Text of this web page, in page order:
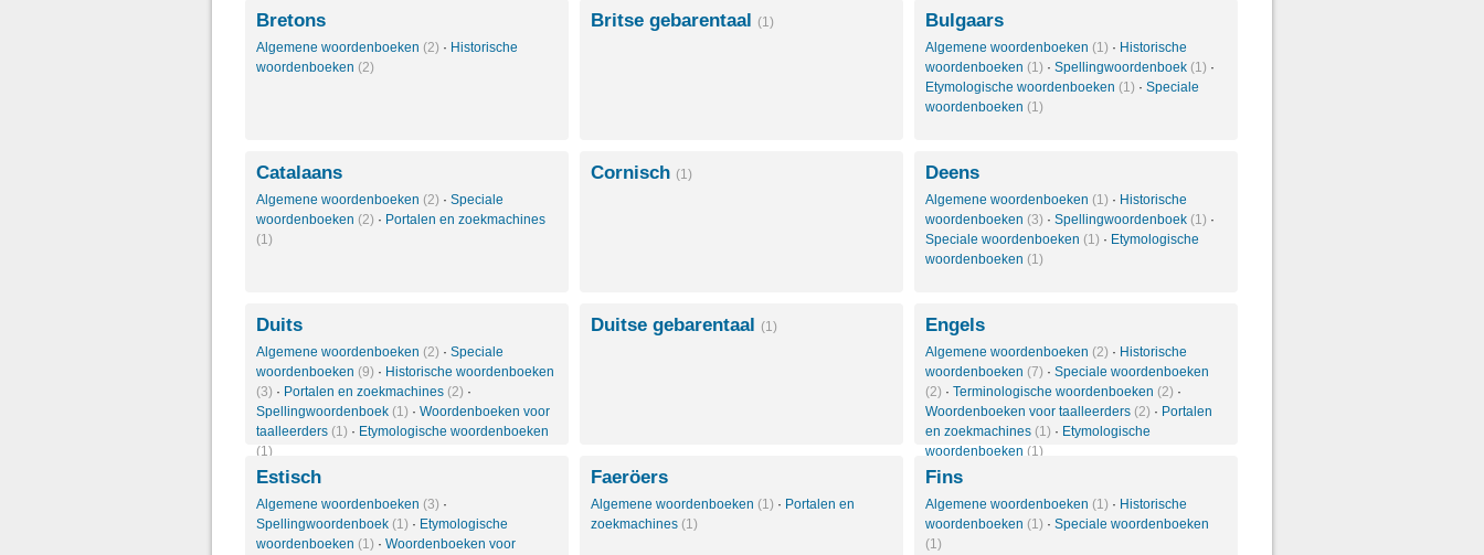
Bretons
Algemene woordenboeken (2) · Historische
woordenboeken (2)
Britse gebarentaal (1) Bulgaars
Algemene woordenboeken (1) · Historische
woordenboeken (1) · Spellingwoordenboek (1) ·
Etymologische woordenboeken (1) · Speciale
woordenboeken (1)
Catalaans
Algemene woordenboeken (2) · Speciale
woordenboeken (2) · Portalen en zoekmachines
(1)
Cornisch (1) Deens
Algemene woordenboeken (1) · Historische
woordenboeken (3) · Spellingwoordenboek (1) ·
Speciale woordenboeken (1) · Etymologische
woordenboeken (1)
Duits
Algemene woordenboeken (2) · Speciale
woordenboeken (9) · Historische woordenboeken
(3) · Portalen en zoekmachines (2) ·
Spellingwoordenboek (1) · Woordenboeken voor
taalleerders (1) · Etymologische woordenboeken
(1)
Duitse gebarentaal (1) Engels
Algemene woordenboeken (2) · Historische
woordenboeken (7) · Speciale woordenboeken
(2) · Terminologische woordenboeken (2) ·
Woordenboeken voor taalleerders (2) · Portalen
en zoekmachines (1) · Etymologische
woordenboeken (1)
Estisch
Algemene woordenboeken (3) ·
Spellingwoordenboek (1) · Etymologische
woordenboeken (1) · Woordenboeken voor
Faeröers
Algemene woordenboeken (1) · Portalen en
zoekmachines (1)
Fins
Algemene woordenboeken (1) · Historische
woordenboeken (1) · Speciale woordenboeken
(1)